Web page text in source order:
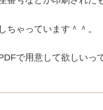
ちゃっています＾＾。
で用意して欲しいっ